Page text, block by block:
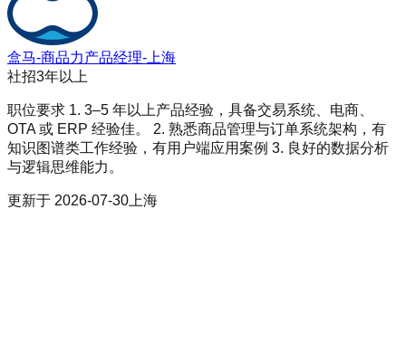
盒马-商品力产品经理-上海
社招3年以上
职位要求 1. 3–5 年以上产品经验，具备交易系统、电商、
OTA 或 ERP 经验佳。 2. 熟悉商品管理与订单系统架构，有
知识图谱类工作经验，有用户端应用案例 3. 良好的数据分析
与逻辑思维能力。
更新于 2026-07-30 上海